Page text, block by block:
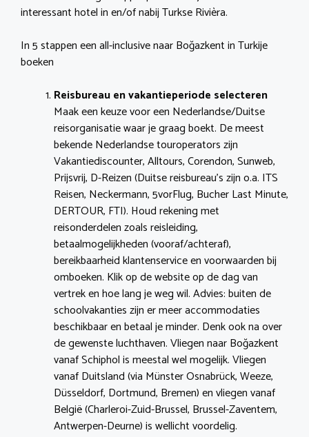
interessant hotel in en/of nabij Turkse Rivièra.
In 5 stappen een all-inclusive naar Boğazkent in Turkije
boeken
Reisbureau en vakantieperiode selecteren
Maak een keuze voor een Nederlandse/Duitse
reisorganisatie waar je graag boekt. De meest
bekende Nederlandse touroperators zijn
Vakantiediscounter, Alltours, Corendon, Sunweb,
Prijsvrij, D-Reizen (Duitse reisbureau’s zijn o.a. ITS
Reisen, Neckermann, 5vorFlug, Bucher Last Minute,
DERTOUR, FTI). Houd rekening met
reisonderdelen zoals reisleiding,
betaalmogelijkheden (vooraf/achteraf),
bereikbaarheid klantenservice en voorwaarden bij
omboeken. Klik op de website op de dag van
vertrek en hoe lang je weg wil. Advies: buiten de
schoolvakanties zijn er meer accommodaties
beschikbaar en betaal je minder. Denk ook na over
de gewenste luchthaven. Vliegen naar Boğazkent
vanaf Schiphol is meestal wel mogelijk. Vliegen
vanaf Duitsland (via Münster Osnabrück, Weeze,
Düsseldorf, Dortmund, Bremen) en vliegen vanaf
België (Charleroi-Zuid-Brussel, Brussel-Zaventem,
Antwerpen-Deurne) is wellicht voordelig.